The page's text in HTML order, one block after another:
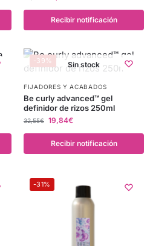
Recibir notificación
-39% Sin stock
FIJADORES Y ACABADOS
Be curly advanced™ gel
definidor de rizos 250ml
32,55€ 19,84€
Recibir notificación
-31%